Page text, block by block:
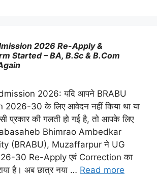
2026 Re-Apply &
Started – BA, B.Sc & B.Com
2026: यदि आपने BRABU
30 के लिए आवेदन नहीं किया था या
प्रकार की गलती हो गई है, तो आपके लिए
Bhimrao Ambedkar
(BRABU), Muzaffarpur ने UG
30 Re-Apply एवं Correction का
है। अब छात्र नया … Read more